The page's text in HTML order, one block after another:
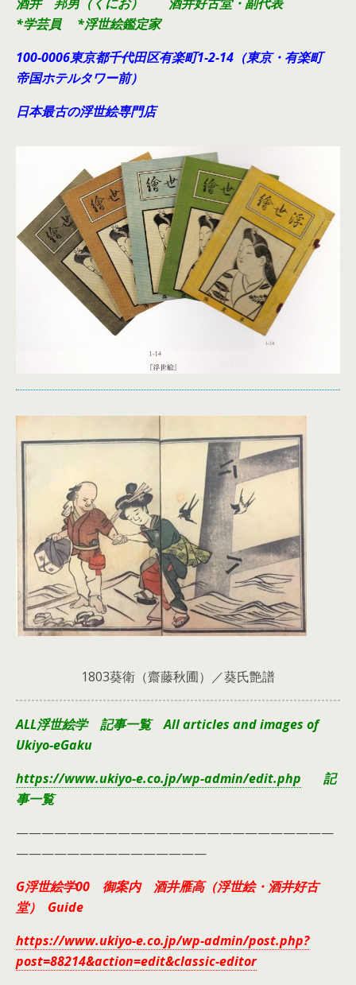
*学芸員 *浮世絵鑑定家
100-0006東京都千代田区有楽町1-2-14（東京・有楽町
帝国ホテルタワー前）
日本最古の浮世絵専門店
1803葵衛（齋藤秋圃）／葵氏艶譜
ALL浮世絵学 記事一覧 All articles and images of
Ukiyo-eGaku
https://www.ukiyo-e.co.jp/wp-admin/edit.php 記
事一覧
—————————————————————————
———————————————
G浮世絵学00 御案内 酒井雁高（浮世絵・酒井好古
堂） Guide
https://www.ukiyo-e.co.jp/wp-admin/post.php?
post=88214&action=edit&classic-editor